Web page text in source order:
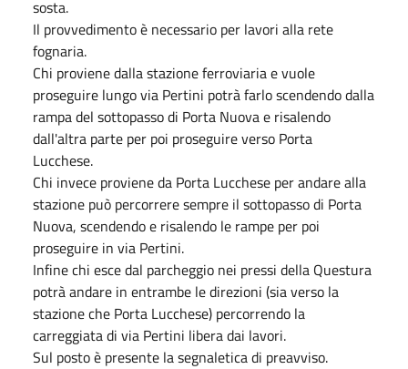
sosta.
Il provvedimento è necessario per lavori alla rete
fognaria.
Chi proviene dalla stazione ferroviaria e vuole
proseguire lungo via Pertini potrà farlo scendendo dalla
rampa del sottopasso di Porta Nuova e risalendo
dall'altra parte per poi proseguire verso Porta
Lucchese.
Chi invece proviene da Porta Lucchese per andare alla
stazione può percorrere sempre il sottopasso di Porta
Nuova, scendendo e risalendo le rampe per poi
proseguire in via Pertini.
Infine chi esce dal parcheggio nei pressi della Questura
potrà andare in entrambe le direzioni (sia verso la
stazione che Porta Lucchese) percorrendo la
carreggiata di via Pertini libera dai lavori.
Sul posto è presente la segnaletica di preavviso.